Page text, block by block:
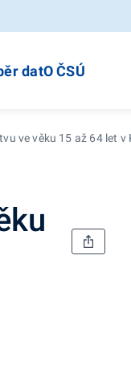
datO ČSÚ
ve věku 15 až 64 let